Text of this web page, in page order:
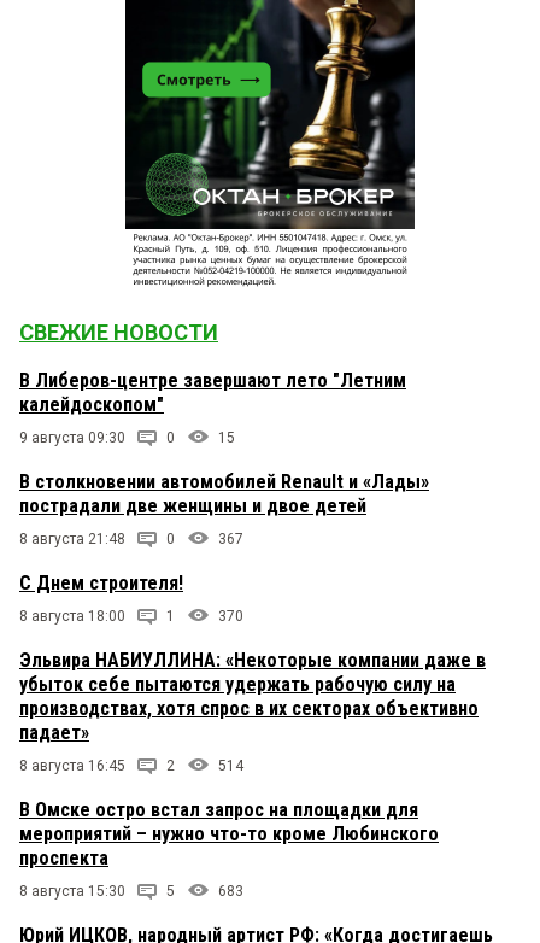
СВЕЖИЕ НОВОСТИ
В Либеров-центре завершают лето "Летним
калейдоскопом"
9 августа 09:30 0 15
В столкновении автомобилей Renault и «Лады»
пострадали две женщины и двое детей
8 августа 21:48 0 367
С Днем строителя!
8 августа 18:00 1 370
Эльвира НАБИУЛЛИНА: «Некоторые компании даже в
убыток себе пытаются удержать рабочую силу на
производствах, хотя спрос в их секторах объективно
падает»
8 августа 16:45 2 514
В Омске остро встал запрос на площадки для
мероприятий – нужно что-то кроме Любинского
проспекта
8 августа 15:30 5 683
Юрий ИЦКОВ, народный артист РФ: «Когда достигаешь